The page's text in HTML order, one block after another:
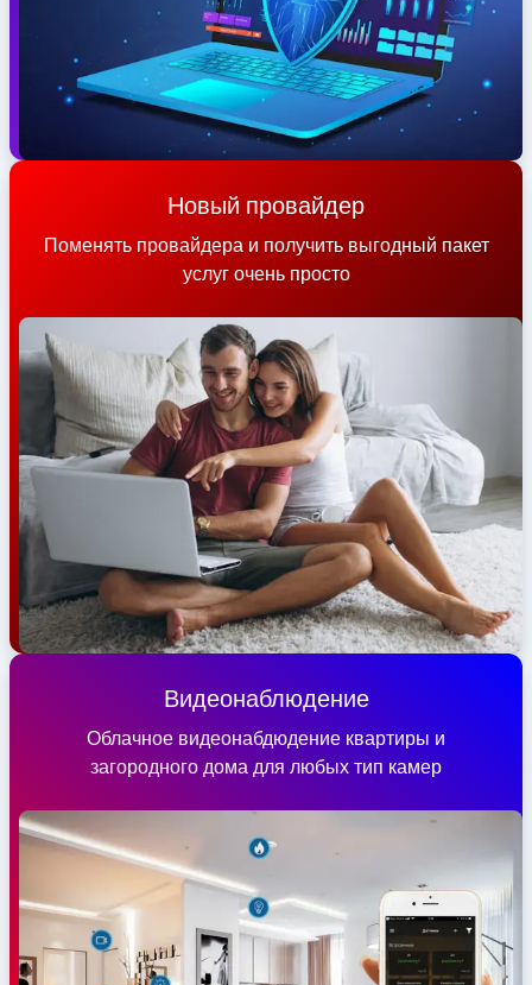
Новый провайдер
Поменять провайдера и получить выгодный пакет
услуг очень просто
Видеонаблюдение
Облачное видеонабдюдение квартиры и
загородного дома для любых тип камер